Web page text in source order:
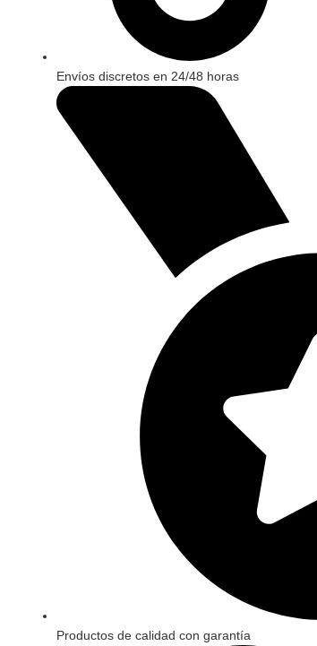
Envíos discretos en 24/48 horas
Productos de calidad con garantía